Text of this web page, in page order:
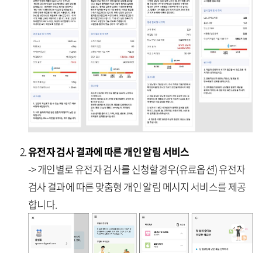
유전자 검사 결과에 따른 개인 알림 서비스
-> 개인별로 유전자 검사를 신청할경우(유료옵션) 유전자
검사 결과에 따른 맞춤형 개인 알림 메시지 서비스를 제공
합니다.